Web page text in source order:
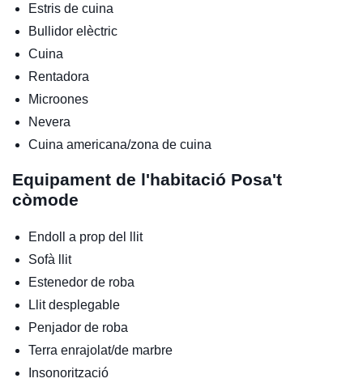
Estris de cuina
Bullidor elèctric
Cuina
Rentadora
Microones
Nevera
Cuina americana/zona de cuina
Equipament de l'habitació Posa't
còmode
Endoll a prop del llit
Sofà llit
Estenedor de roba
Llit desplegable
Penjador de roba
Terra enrajolat/de marbre
Insonorització